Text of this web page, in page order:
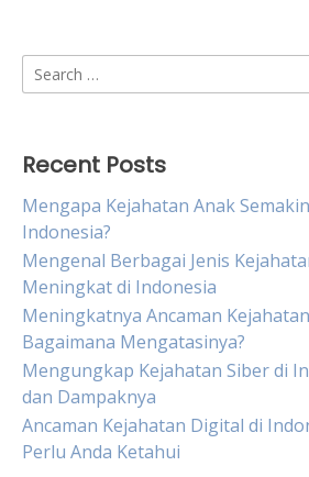
Search
for:
Recent Posts
Mengapa Kejahatan Anak
Indonesia?
Mengenal Berbagai Jenis
Meningkat di Indonesia
Meningkatnya Ancaman
Bagaimana Mengatasinya?
Mengungkap Kejahatan Siber di
dan Dampaknya
Ancaman Kejahatan Digital di
Perlu Anda Ketahui